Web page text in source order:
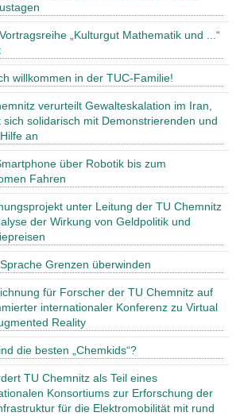
„Kulturgut Mathematik und ...“
willkommen in der TUC-Familie!
verurteilt Gewalteskalation im Iran,
sich solidarisch mit Demonstrierenden und
an
über Robotik bis zum
Fahren
unter Leitung der TU Chemnitz
der Wirkung von Geldpolitik und
Grenzen überwinden
für Forscher der TU Chemnitz auf
internationaler Konferenz zu Virtual
Reality
die besten „Chemkids“?
TU Chemnitz als Teil eines
Konsortiums zur Erforschung der
für die Elektromobilität mit rund